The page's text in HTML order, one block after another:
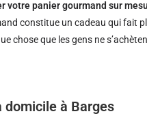
votre panier gourmand sur
constitue un cadeau qui fait
chose que les gens ne
à Barges